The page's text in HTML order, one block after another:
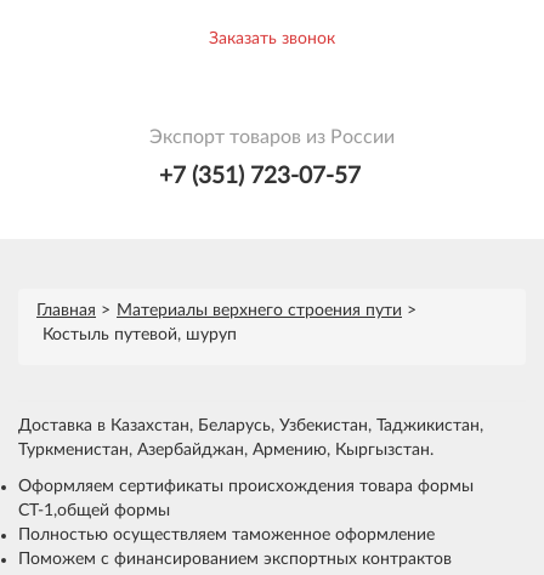
Заказать звонок
Экспорт товаров из России
+7 (351) 723-07-57
Главная
Материалы верхнего строения пути
Костыль путевой, шуруп
Доставка в Казахстан, Беларусь, Узбекистан, Таджикистан,
Туркменистан, Азербайджан, Армению, Кыргызстан.
Оформляем сертификаты происхождения товара формы
СТ-1,общей формы
Полностью осуществляем таможенное оформление
Поможем с финансированием экспортных контрактов